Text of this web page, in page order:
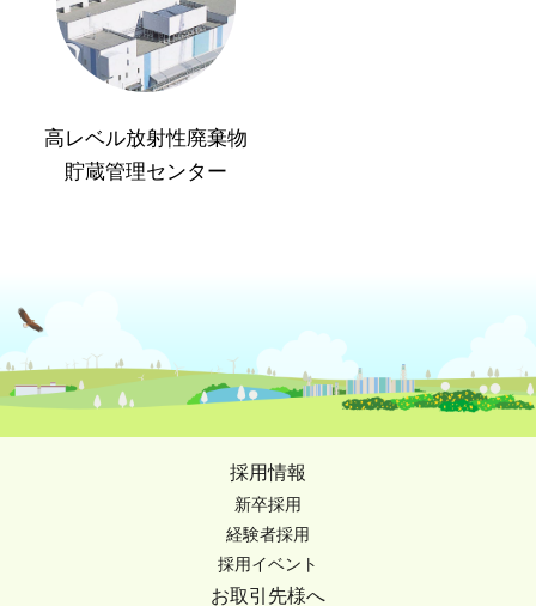
高レベル放射性廃棄物
貯蔵管理センター
採用情報
新卒採用
経験者採用
採用イベント
お取引先様へ